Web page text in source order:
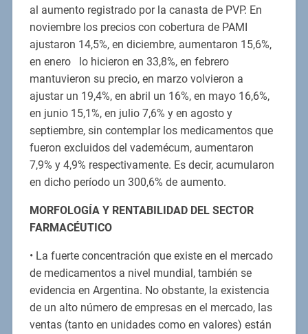
al aumento registrado por la canasta de PVP. En
noviembre los precios con cobertura de PAMI
ajustaron 14,5%, en diciembre, aumentaron 15,6%,
en enero lo hicieron en 33,8%, en febrero
mantuvieron su precio, en marzo volvieron a
ajustar un 19,4%, en abril un 16%, en mayo 16,6%,
en junio 15,1%, en julio 7,6% y en agosto y
septiembre, sin contemplar los medicamentos que
fueron excluidos del vademécum, aumentaron
7,9% y 4,9% respectivamente. Es decir, acumularon
en dicho período un 300,6% de aumento.
MORFOLOGÍA Y RENTABILIDAD DEL SECTOR
FARMACÉUTICO
• La fuerte concentración que existe en el mercado
de medicamentos a nivel mundial, también se
evidencia en Argentina. No obstante, la existencia
de un alto número de empresas en el mercado, las
ventas (tanto en unidades como en valores) están